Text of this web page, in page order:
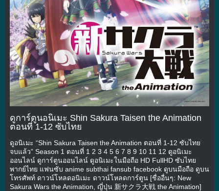
ดูการ์ตูนอนิเมะ Shin Sakura Taisen the Animation
ตอนที่ 1-12 ซับไทย
ดูอนิเมะ “Shin Sakura Taisen the Animation ตอนที่ 1-12 ซับไทย
จบแล้ว” Season 1 ตอนที่ 1 2 3 4 5 6 7 8 9 10 11 12 ดูอนิเมะ
ออนไลน์ ดูการ์ตูนออนไลน์ ดูอนิเมะในมือถือ HD FullHD ซับไทย
พากย์ไทย แฟนซับ anime subthai fansub facebook ดูบนมือถือ ดูบน
โทรศัพท์ ดาวน์โหลดอนิเมะ ดาวน์โหลดการ์ตูน [ชื่ออื่นๆ: New
Sakura Wars the Animation, ญี่ปุ่น 新サクラ大戦 the Animation]